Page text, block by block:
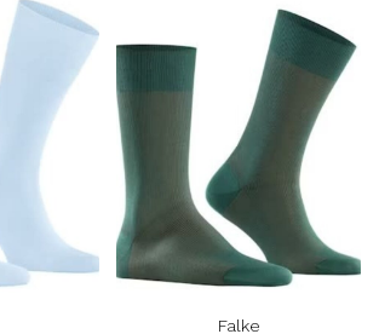
Falke